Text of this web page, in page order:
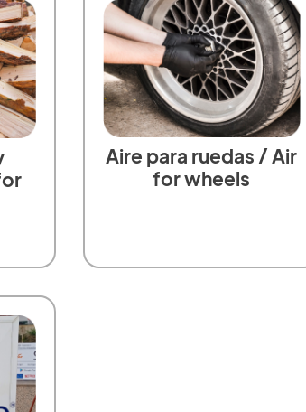
Aire para ruedas / Air
for wheels